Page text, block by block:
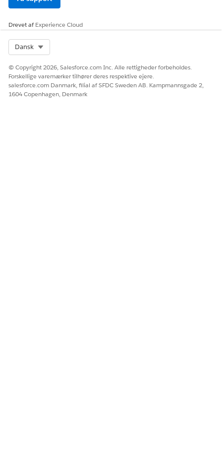
Drevet afExperience Cloud
Dansk
© Copyright 2026, Salesforce.com Inc. Alle rettigheder forbeholdes.
Forskellige varemærker tilhører deres respektive ejere.
salesforce.com Danmark, filial af SFDC Sweden AB. Kampmannsgade 2,
1604 Copenhagen, Denmark